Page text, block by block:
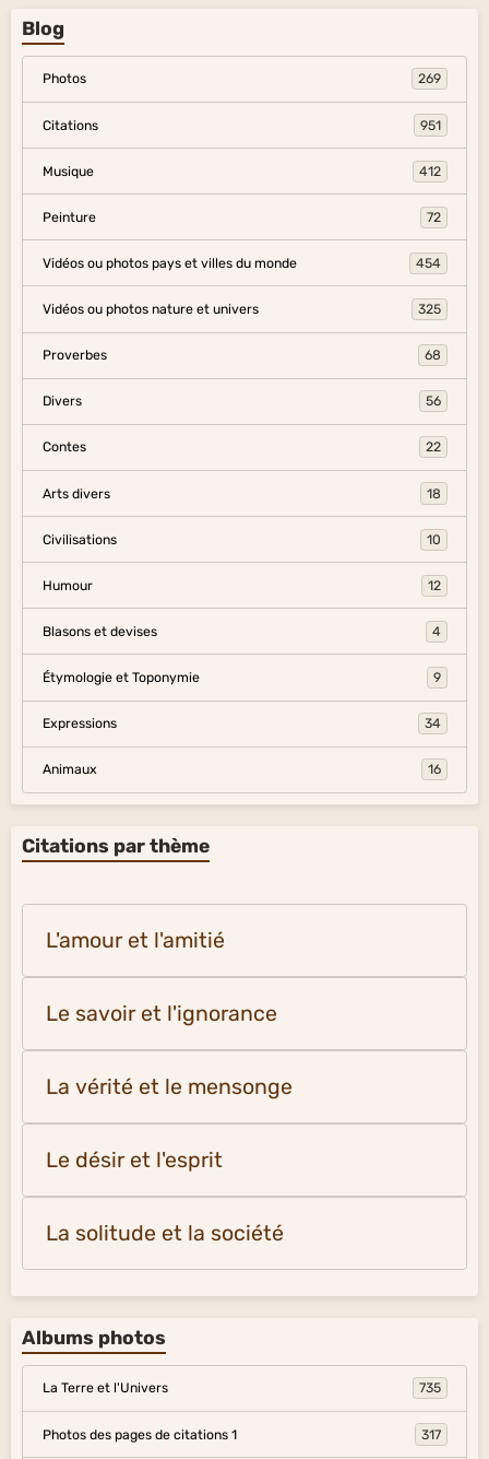
Blog
Photos 269
Citations 951
Musique 412
Peinture 72
Vidéos ou photos pays et villes du monde 454
Vidéos ou photos nature et univers 325
Proverbes 68
Divers 56
Contes 22
Arts divers 18
Civilisations 10
Humour 12
Blasons et devises 4
Étymologie et Toponymie 9
Expressions 34
Animaux 16
Citations par thème
L'amour et l'amitié
Le savoir et l'ignorance
La vérité et le mensonge
Le désir et l'esprit
La solitude et la société
Albums photos
La Terre et l'Univers 735
Photos des pages de citations 1 317